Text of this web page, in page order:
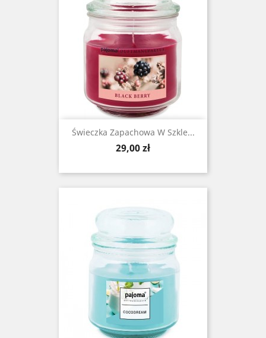
Świeczka Zapachowa W Szkle...
Cena
29,00 zł